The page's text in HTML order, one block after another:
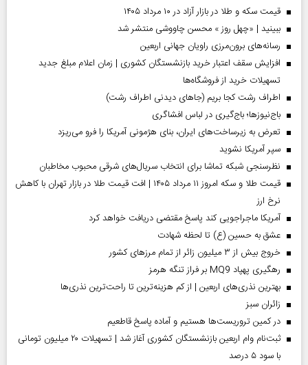
قیمت سکه و طلا در بازار آزاد در ۱۰ مرداد ۱۴۰۵
ببینید | «چهل روز » محسن چاووشی منتشر شد
رسانه‌های برون‌مرزی راویان جهانی اربعین
افزایش سقف اعتبار خرید بازنشستگان کشوری | زمان اعلام مبلغ جدید
تسهیلات خرید از فروشگاه‌ها
اطراف رشت کجا بریم (جاهای دیدنی اطراف رشت)
باج‌نیوزها؛ باج‌گیری در لباس افشاگری
تعرض به زیرساخت‌های ایران، بنای هژمونی آمریکا را فرو می‌ریزد
سپر آمریکا نشوید
نظرسنجی شبکه تماشا برای انتخاب سریال‌های شرقی محبوب مخاطبان
قیمت طلا و سکه امروز ۱۱ مرداد ۱۴۰۵ | افت قیمت طلا در بازار تهران با کاهش
نرخ ارز
آمریکا ماجراجویی کند پاسخ مقتضی دریافت خواهد کرد
عشق به حسین (ع) تا لحظه شهادت
خروج بیش از ۳ میلیون زائر از تمام مرز‌های کشور
رهگیری پهپاد MQ9 بر فراز تنگه هرمز
بهترین نذری‌های اربعین | از کم هزینه‌ترین تا راحت‌ترین نذری‌ها
‌زائران سبز
در کمین تروریست‌ها هستیم و آماده پاسخ قاطعیم
ثبت‌نام وام اربعین بازنشستگان کشوری آغاز شد | تسهیلات ۲۰ میلیون تومانی
با سود ۵ درصد